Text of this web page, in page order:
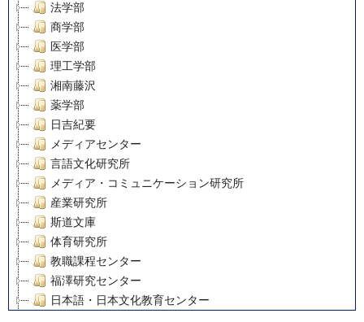
法学部
商学部
医学部
理工学部
湘南藤沢
薬学部
日吉紀要
メディアセンター
言語文化研究所
メディア・コミュニケーション研究所
産業研究所
斯道文庫
体育研究所
教職課程センター
福澤研究センター
日本語・日本文化教育センター